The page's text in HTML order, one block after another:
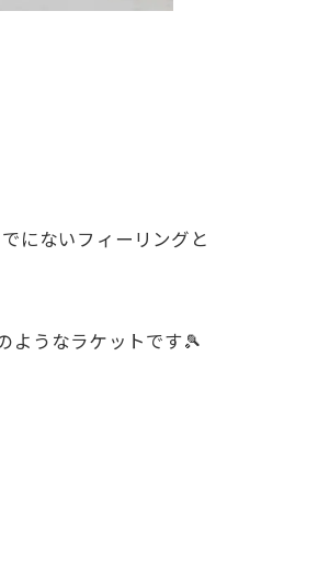
にないフィーリングと
ようなラケットです🎾